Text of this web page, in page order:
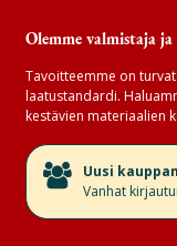
Olemme valmistaja
Tavoitteemme on
laatustandardi.
kestävien materiaalien
​Uusi
Vanhat